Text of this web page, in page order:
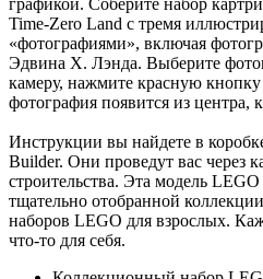
Time-Zero Land с тремя
«фотографиями», включая
Эдвина Х. Лэнда. Выберите
камеру, нажмите красную кнопку
фотография появится из центра,
Инструкции вы найдете в
Builder. Они проведут вас через
строительства. Эта модель LEGO
тщательно отобранной
наборов LEGO для взрослых.
что-то для себя.